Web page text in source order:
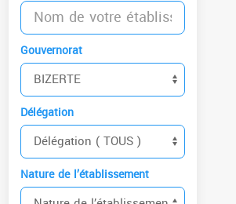
Gouvernorat
Délégation
Nature de l’établissement